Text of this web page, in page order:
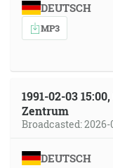
DEUTSCH
MP3
1991-02-03
Zentrum
Broadcasted: 2026-
DEUTSCH